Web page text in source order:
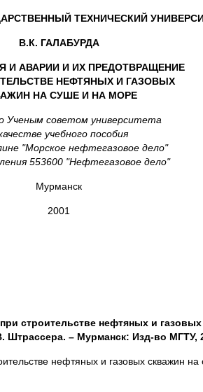
ТЕХНИЧЕСКИЙ
В.К. ГАЛАБУРДА
И АВАРИИ И ИХ ПРЕДОТВРАЩЕНИЕ
НЕФТЯНЫХ И ГАЗОВЫХ
НА СУШЕ И НА МОРЕ
Ученым советом университета
учебного пособия
"Морское нефтегазовое дело"
553600 "Нефтегазовое дело"
Мурманск
2001
строительстве нефтяных и
Штрассера. – Мурманск: Изд-во МГТУ,
нефтяных и газовых скважин